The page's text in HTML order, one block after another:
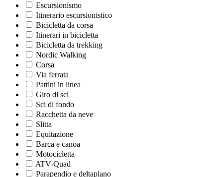
Escursionismo
Itinerario escursionistico
Bicicletta da corsa
Itinerari in bicicletta
Bicicletta da trekking
Nordic Walking
Corsa
Via ferrata
Pattini in linea
Giro di sci
Sci di fondo
Racchetta da neve
Slitta
Equitazione
Barca e canoa
Motocicletta
ATV-Quad
Parapendio e deltaplano